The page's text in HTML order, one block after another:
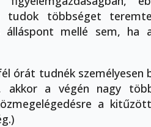
többséget
mellé sem, ha
órát tudnék személyesen
akkor a végén nagy
a